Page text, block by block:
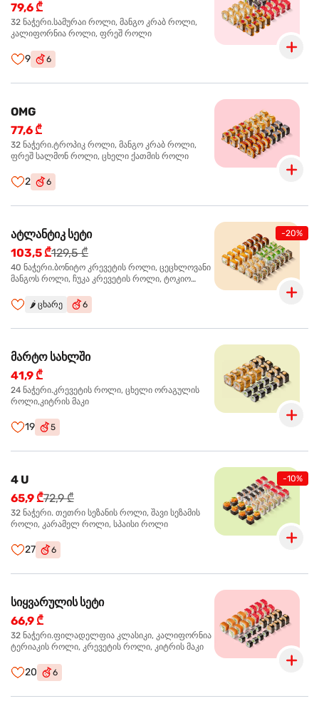
79,6 ₾
32 ნაჭერი.სამურაი როლი, მანგო კრაბ როლი,
კალიფორნია როლი, ფრეშ როლი
9 6
OMG
77,6 ₾
32 ნაჭერი.ტროპიკ როლი, მანგო კრაბ როლი,
ფრეშ სალმონ როლი, ცხელი ქათმის როლი
2 6
-20%
ატლანტიკ სეტი
103,5 ₾129,5 ₾
40 ნაჭერი.ბონიტო კრევეტის როლი, ცეცხლოვანი
მანგოს როლი, ჩუკა კრევეტის როლი, ტოკიო
🌶️ ცხარე 6
მარტო სახლში
41,9 ₾
24 ნაჭერი.კრევეტის როლი, ცხელი ორაგულის
როლი,კიტრის მაკი
19 5
-10%
4 U
65,9 ₾72,9 ₾
32 ნაჭერი. თეთრი სეზანის როლი, შავი სეზამის
როლი, კარამელ როლი, სპაისი როლი
27 6
სიყვარულის სეტი
66,9 ₾
32 ნაჭერი.ფილადელფია კლასიკი, კალიფორნია
ტერიაკის როლი, კრევეტის როლი, კიტრის მაკი
20 6